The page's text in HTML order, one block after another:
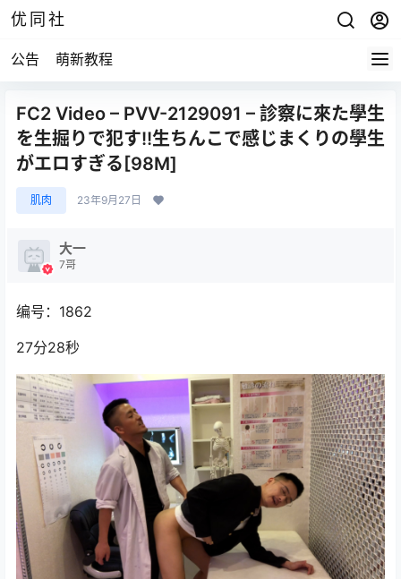
优同社
公告 萌新教程
FC2 Video – PVV-2129091 – 診察に來た學生
を生掘りで犯す!!生ちんこで感じまくりの學生
がエロすぎる[98M]
肌肉 23年9月27日
大一
7哥
编号：1862
27分28秒